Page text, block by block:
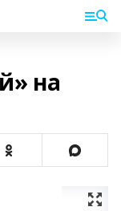
на